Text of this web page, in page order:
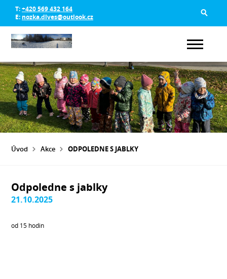
T:+420 569 432 164
E: nozka.dlves@outlook.cz
Úvod Akce ODPOLEDNE S JABLKY
Odpoledne s jablky
21.10.2025
od 15 hodin